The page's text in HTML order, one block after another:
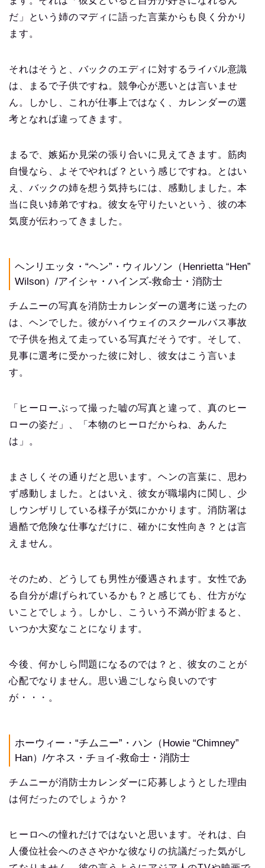
だ」という姉のマディに語った言葉からも良く分かり
ます。
それはそうと、バックのエディに対するライバル意識
は、まるで子供ですね。競争心が悪いとは言いませ
ん。しかし、これが仕事上ではなく、カレンダーの選
考となれば違ってきます。
まるで、嫉妬か見栄の張り合いに見えてきます。筋肉
自慢なら、よそでやれば？という感じですね。とはい
え、バックの姉を想う気持ちには、感動しました。本
当に良い姉弟ですね。彼女を守りたいという、彼の本
気度が伝わってきました。
ヘンリエッタ・“ヘン”・ウィルソン（Henrietta “Hen”
Wilson）/アイシャ・ハインズ-救命士・消防士
チムニーの写真を消防士カレンダーの選考に送ったの
は、ヘンでした。彼がハイウェイのスクールバス事故
で子供を抱えて走っている写真だそうです。そして、
見事に選考に受かった彼に対し、彼女はこう言いま
す。
「ヒーローぶって撮った嘘の写真と違って、真のヒー
ローの姿だ」、「本物のヒーロだからね、あんた
は」。
まさしくその通りだと思います。ヘンの言葉に、思わ
ず感動しました。とはいえ、彼女が職場内に関し、少
しウンザリしている様子が気にかかります。消防署は
過酷で危険な仕事なだけに、確かに女性向き？とは言
えません。
そのため、どうしても男性が優遇されます。女性であ
る自分が虐げられているかも？と感じても、仕方がな
いことでしょう。しかし、こういう不満が貯まると、
いつか大変なことになります。
今後、何かしら問題になるのでは？と、彼女のことが
心配でなりません。思い過ごしなら良いのです
が・・・。
ホーウィー・“チムニー”・ハン（Howie “Chimney”
Han）/ケネス・チョイ-救命士・消防士
チムニーが消防士カレンダーに応募しようとした理由
は何だったのでしょうか？
ヒーロへの憧れだけではないと思います。それは、白
人優位社会へのささやかな彼なりの抗議だった気がし